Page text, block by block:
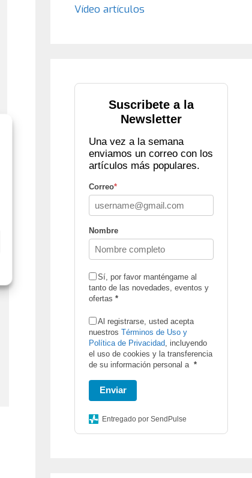
Vídeo artículos
Suscribete a la
Newsletter
Una vez a la semana
enviamos un correo con los
artículos más populares.
Correo*
Nombre
Sí, por favor manténgame al
tanto de las novedades, eventos y
ofertas *
Al registrarse, usted acepta
nuestros Términos de Uso y
Política de Privacidad, incluyendo
el uso de cookies y la transferencia
de su información personal a *
Enviar
Entregado por SendPulse